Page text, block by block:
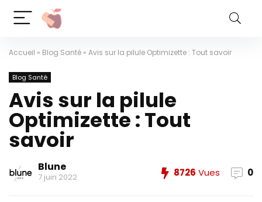
Accueil » Blog Santé » Avis sur la pilule Optimizette : Tout savoir
Blog Santé
Avis sur la pilule
Optimizette : Tout
savoir
Blune
7 juin 2022 8726 Vues 0